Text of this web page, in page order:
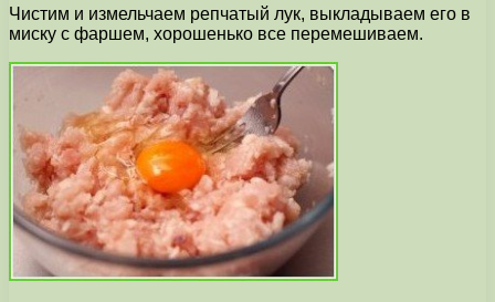
Чистим и измельчаем репчатый лук, выкладываем его в
миску с фаршем, хорошенько все перемешиваем.